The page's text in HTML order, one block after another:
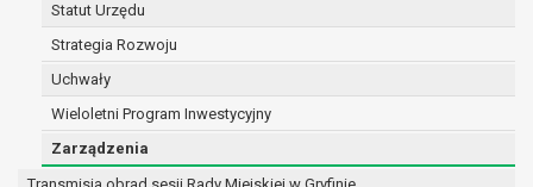
Statut Urzędu
Strategia Rozwoju
Uchwały
Wieloletni Program Inwestycyjny
Zarządzenia
wcześniej udzielonej zgody w zakresie i celu
określonym w treści zgody.
W związku z przetwarzaniem danych w celu
wskazanym w pkt. 3, dane osobowe mogą być
udostępniane innym upoważnionym odbiorcom lub
kategoriom odbiorców danych osobowych.
Odbiorcami mogą być: